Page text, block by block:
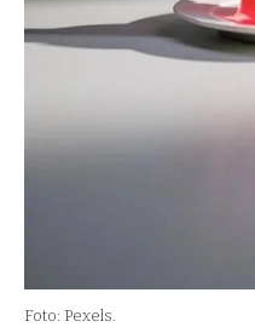
Foto: Pexels.